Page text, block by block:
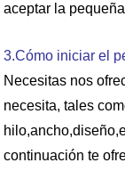
aceptar la
3.Cómo iniciar el
Necesitas nos
necesita, tales
continuación te